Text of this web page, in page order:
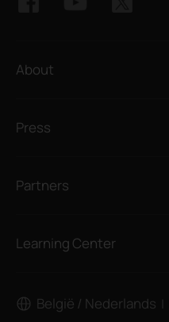
About
Press
Partners
Learning Center
België / Nederlands